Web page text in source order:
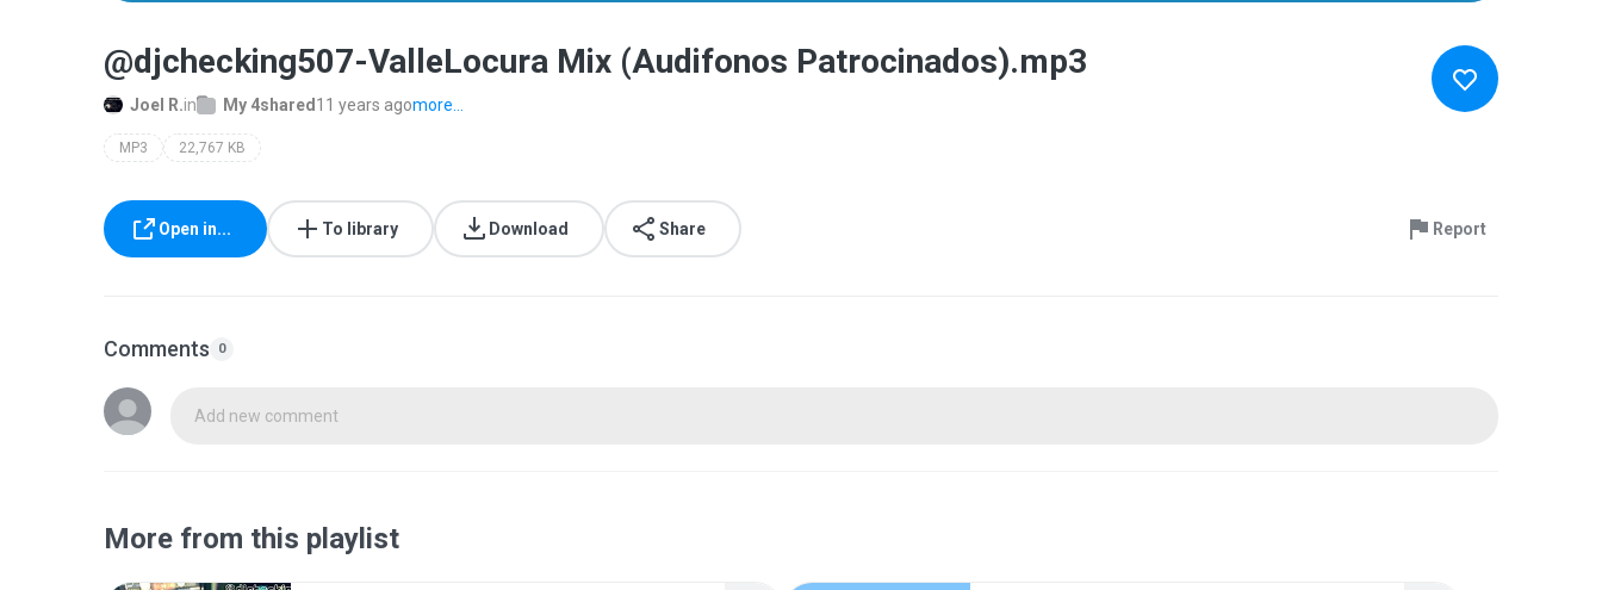
@djchecking507-ValleLocura Mix (Audifonos Patrocinados).mp3
Joel R.in My 4shared 11 years agomore...
MP3 22,767 KB
Open in... To library Download Share Report
Comments 0
Add new comment
More from this playlist